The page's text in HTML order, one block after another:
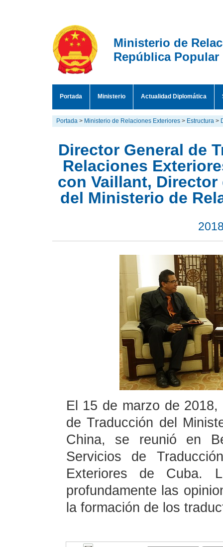
Ministerio de
República Popular
Portada Ministerio Actualidad Diplomática
Portada > Ministerio de Relaciones Exteriores > Estructura >
Director General de
Relaciones
con Vaillant,
del Ministerio de
El 15 de marzo de
de Traducción del
China, se reunió en
Servicios de
Exteriores de Cuba.
profundamente las
la formación de los